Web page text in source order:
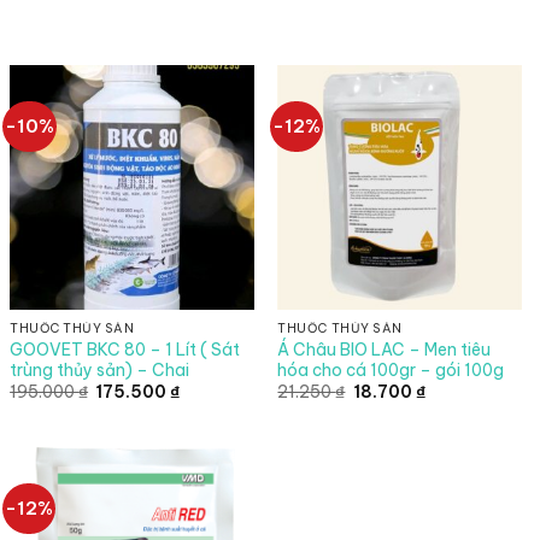
-10%
THUỐC THỦY SẢN
GOOVET BKC 80 – 1 Lít ( Sát
trùng thủy sản) – Chai
195.000₫ Giá
175.500₫Giá
175.500 ₫.
-12%
THUỐC THỦY SẢN
Á Châu BIO LAC – Men tiêu
hóa cho cá 100gr – gói 100g
21.250₫ Giá
18.700 ₫Giá
-12%